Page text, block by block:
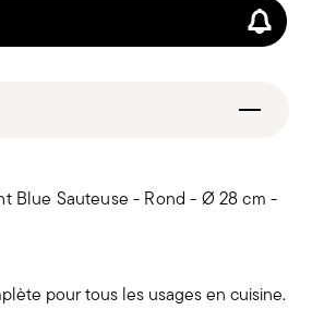
Blue Sauteuse - Rond - Ø 28 cm -
pour tous les usages en cuisine.